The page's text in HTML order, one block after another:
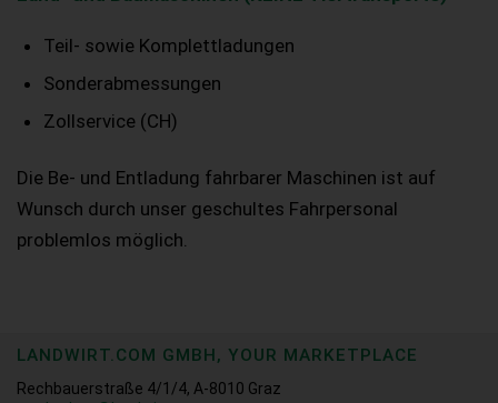
Teil- sowie Komplettladungen
Sonderabmessungen
Zollservice (CH)
Die Be- und Entladung fahrbarer Maschinen ist auf
Wunsch durch unser geschultes Fahrpersonal
problemlos möglich.
LANDWIRT.COM GMBH, YOUR MARKETPLACE
Rechbauerstraße 4/1/4, A-8010 Graz